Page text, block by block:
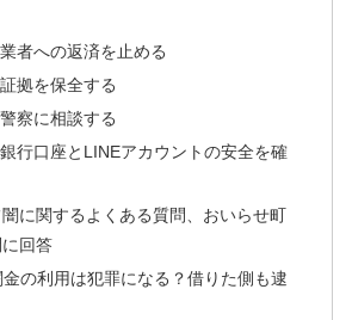
者への返済を止める
拠を保全する
察に相談する
行口座とLINEアカウントの安全を確
に関するよくある質問、おいらせ町
回答
の利用は犯罪になる？借りた側も逮